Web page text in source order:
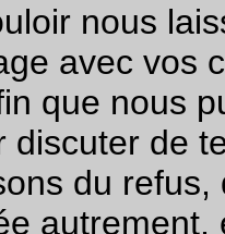
nous
avec vos
que nous
discuter de
du
autrement,